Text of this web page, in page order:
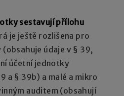
sestavují přílohu
je ještě rozlišena pro
údaje v § 39,
účetní jednotky
a § 39b) a malé a mikro
auditem (obsahují